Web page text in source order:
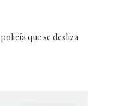
que se desliza